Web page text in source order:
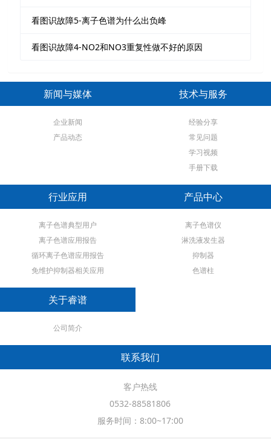
看图识故障5-离子色谱为什么出负峰
看图识故障4-NO2和NO3重复性做不好的原因
新闻与媒体
企业新闻
产品动态
技术与服务
经验分享
常见问题
学习视频
手册下载
行业应用
离子色谱典型用户
离子色谱应用报告
循环离子色谱应用报告
免维护抑制器相关应用
产品中心
离子色谱仪
淋洗液发生器
抑制器
色谱柱
关于睿谱
公司简介
联系我们
客户热线
0532-88581806
服务时间：8:00~17:00